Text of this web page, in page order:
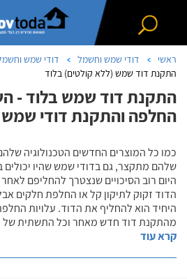
ראשי דודי שמש וחשמל
דודי שמש
התקנת דוד שמש (ללא קולטים) בלוד
התקנת דוד שמש בלוד -
החלפה והתקנת דודי שמש
כמו כל המוצרים החדשים הטכנולוגיה
שלהם מתקצר, גם בדודי שמש שהיו
הדוד זקוק לתיקון קל או החלפת חלקים
היחיד הוא להחליף את הדוד. עלויות
מהתקנת דוד חדש מאחר וכל התשתית של
קרא עוד